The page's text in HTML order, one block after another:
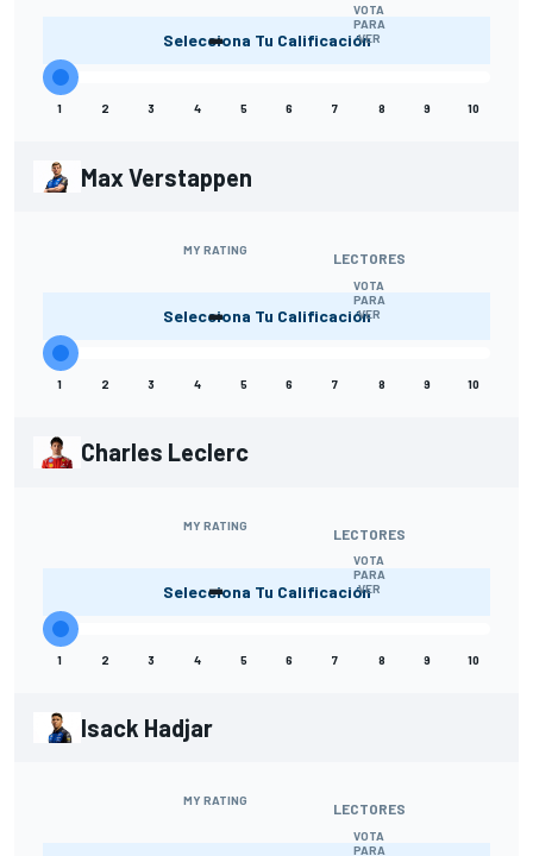
-
VOTA
PARA
VER
Selecciona Tu Calificación
1 2 3 4 5 6 7 8 9 10
Max Verstappen
MY RATING
-
LECTORES
VOTA
PARA
VER
Selecciona Tu Calificación
1 2 3 4 5 6 7 8 9 10
Charles Leclerc
MY RATING
-
LECTORES
VOTA
PARA
VER
Selecciona Tu Calificación
1 2 3 4 5 6 7 8 9 10
Isack Hadjar
MY RATING LECTORES
VOTA
PARA